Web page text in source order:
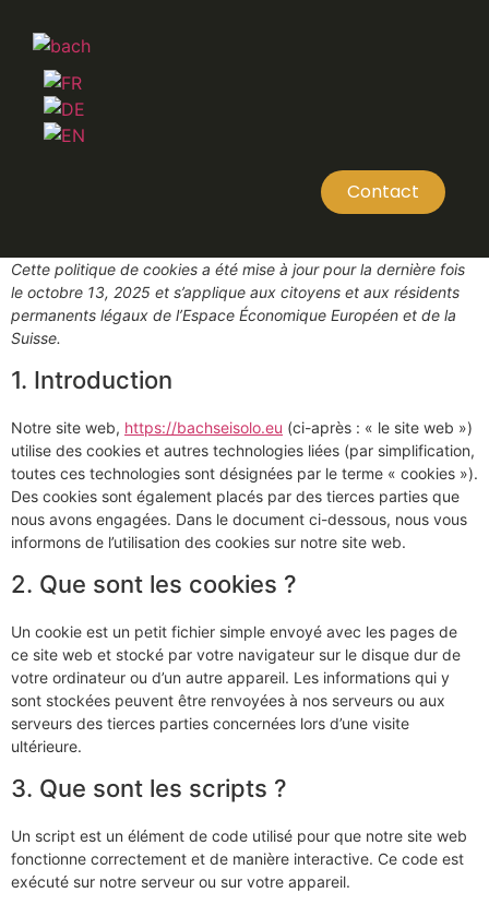
Contact
Cette politique de cookies a été mise à jour pour la dernière fois
le octobre 13, 2025 et s’applique aux citoyens et aux résidents
permanents légaux de l’Espace Économique Européen et de la
Suisse.
1. Introduction
Notre site web, https://bachseisolo.eu (ci-après : « le site web »)
utilise des cookies et autres technologies liées (par simplification,
toutes ces technologies sont désignées par le terme « cookies »).
Des cookies sont également placés par des tierces parties que
nous avons engagées. Dans le document ci-dessous, nous vous
informons de l’utilisation des cookies sur notre site web.
2. Que sont les cookies ?
Un cookie est un petit fichier simple envoyé avec les pages de
ce site web et stocké par votre navigateur sur le disque dur de
votre ordinateur ou d’un autre appareil. Les informations qui y
sont stockées peuvent être renvoyées à nos serveurs ou aux
serveurs des tierces parties concernées lors d’une visite
ultérieure.
3. Que sont les scripts ?
Un script est un élément de code utilisé pour que notre site web
fonctionne correctement et de manière interactive. Ce code est
exécuté sur notre serveur ou sur votre appareil.